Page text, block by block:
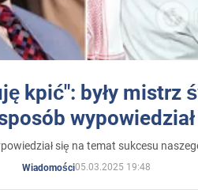
kpić": były mistrz
się na temat sukcesu
Wiadomości05.03.2025 19:48